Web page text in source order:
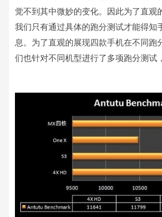
觉不到其中微妙的变化。因此为了直观
我们只有通过具体的跑分测试才能得知
息。为了直观的展现四款手机在不同跑
们也针对不同机型进行了多项跑分测试